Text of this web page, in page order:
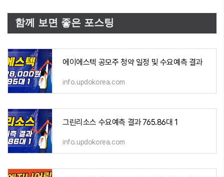
함께 보면 좋은 포스팅
에이에스텍 공모주 청약 일정 및 수요예측 결과
info.updokorea.com
그린리소스 수요예측 결과 765.86대 1
info.updokorea.com